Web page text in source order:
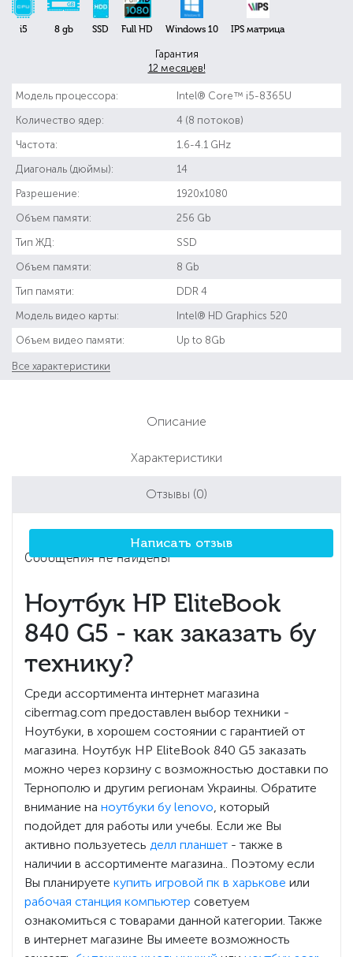
i5 8 gb SSD Full HD Windows 10 IPS матрица
Гарантия
12 месяцев!
Модель процессора: Intel® Core™ i5-8365U
Количество ядер: 4 (8 потоков)
Частота: 1.6-4.1 GHz
Диагональ (дюймы): 14
Разрешение: 1920x1080
Объем памяти: 256 Gb
Тип ЖД: SSD
Объем памяти: 8 Gb
Тип памяти: DDR 4
Модель видео карты: Intel® HD Graphics 520
Объем видео памяти: Up to 8Gb
Все характеристики
Описание
Характеристики
Отзывы (0)
Сообщения не найдены
Написать отзыв
Ноутбук HP EliteBook
840 G5 - как заказать бу
технику?
Среди ассортимента интернет магазина
cibermag.com предоставлен выбор техники -
Ноутбуки, в хорошем состоянии с гарантией от
магазина. Ноутбук HP EliteBook 840 G5 заказать
можно через корзину с возможностью доставки по
Тернополю и другим регионам Украины. Обратите
внимание на ноутбуки бу lenovo , который
подойдет для работы или учебы. Если же Вы
активно пользуетесь делл планшет - также в
наличии в ассортименте магазина.. Поэтому если
Вы планируете купить игровой пк в харькове или
рабочая станция компьютер советуем
ознакомиться с товарами данной категории. Также
в интернет магазине Вы имеете возможность